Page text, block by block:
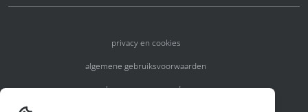
privacy en cookies
algemene gebruiksvoorwaarden
algemene voorwaarden